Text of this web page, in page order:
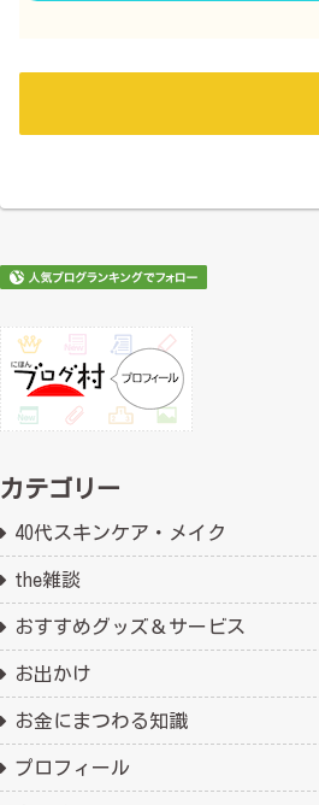
カテゴリー
40代スキンケア・メイク
the雑談
おすすめグッズ＆サービス
お出かけ
お金にまつわる知識
プロフィール